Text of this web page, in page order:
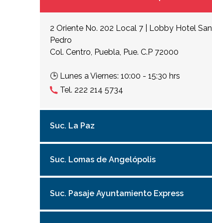
2 Oriente No. 202 Local 7 | Lobby Hotel San
Pedro
Col. Centro, Puebla, Pue. C.P 72000
🕒 Lunes a Viernes: 10:00 - 15:30 hrs
Tel. 222 214 5734
Suc. La Paz
Suc. Lomas de Angelópolis
Suc. Pasaje Ayuntamiento Express